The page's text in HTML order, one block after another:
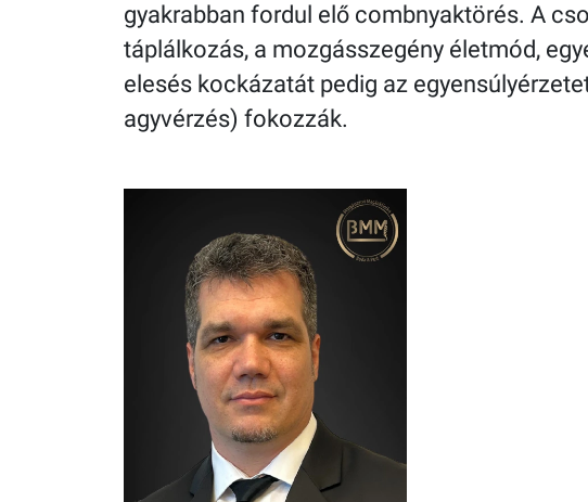
gyakrabban fordul elő combnyaktörés. A
táplálkozás, a mozgásszegény életmód,
elesés kockázatát pedig az
agyvérzés) fokozzák.